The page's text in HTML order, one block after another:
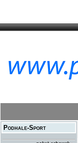
Podhale-Sport